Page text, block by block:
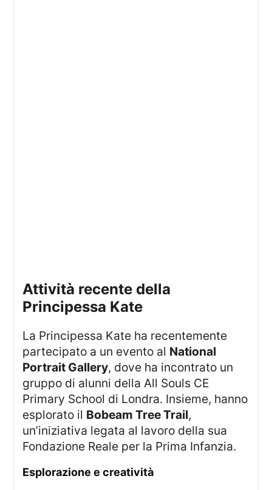
Attività recente della
Principessa Kate
La Principessa Kate ha recentemente
partecipato a un evento al National
Portrait Gallery, dove ha incontrato un
gruppo di alunni della All Souls CE
Primary School di Londra. Insieme, hanno
esplorato il Bobeam Tree Trail,
un’iniziativa legata al lavoro della sua
Fondazione Reale per la Prima Infanzia.
Esplorazione e creatività